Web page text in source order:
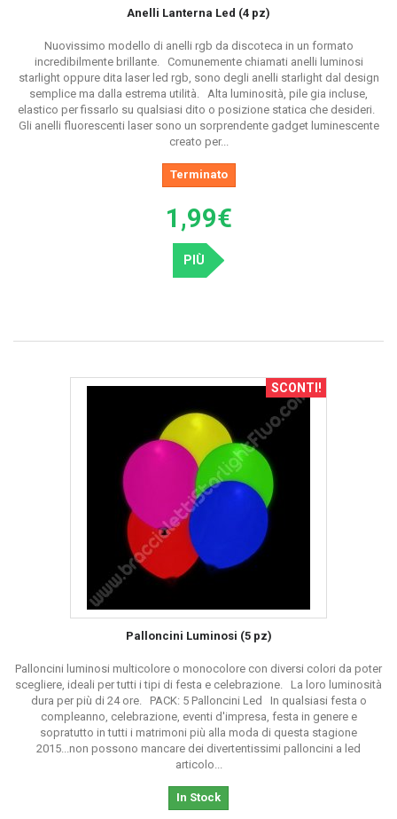
Anelli Lanterna Led (4 pz)
Nuovissimo modello di anelli rgb da discoteca in un formato
incredibilmente brillante. Comunemente chiamati anelli luminosi
starlight oppure dita laser led rgb, sono degli anelli starlight dal design
semplice ma dalla estrema utilità. Alta luminosità, pile gia incluse,
elastico per fissarlo su qualsiasi dito o posizione statica che desideri.
Gli anelli fluorescenti laser sono un sorprendente gadget luminescente
creato per...
Terminato
1,99€
PIÙ
SCONTI!
Palloncini Luminosi (5 pz)
Palloncini luminosi multicolore o monocolore con diversi colori da poter
scegliere, ideali per tutti i tipi di festa e celebrazione. La loro luminosità
dura per più di 24 ore. PACK: 5 Palloncini Led In qualsiasi festa o
compleanno, celebrazione, eventi d'impresa, festa in genere e
sopratutto in tutti i matrimoni più alla moda di questa stagione
2015...non possono mancare dei divertentissimi palloncini a led
articolo...
In Stock